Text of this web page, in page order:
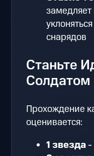
снарядов
Станьте
Солдатом
Прохождение
оценивается:
1 звезда-